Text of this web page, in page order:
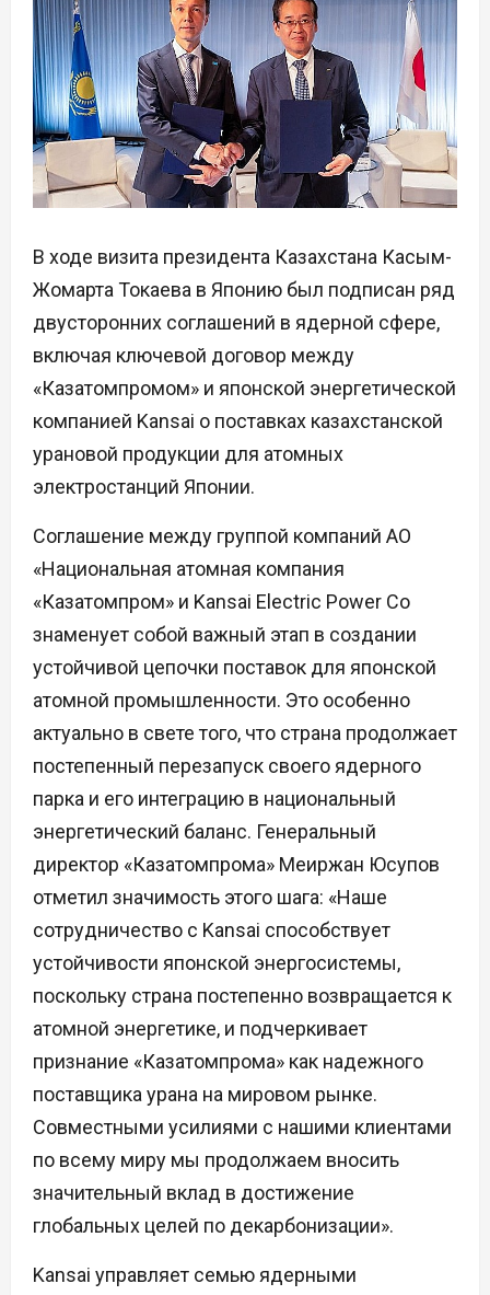
В ходе визита президента Казахстана Касым-
Жомарта Токаева в Японию был подписан ряд
двусторонних соглашений в ядерной сфере,
включая ключевой договор между
«Казатомпромом» и японской энергетической
компанией Kansai о поставках казахстанской
урановой продукции для атомных
электростанций Японии.
Соглашение между группой компаний АО
«Национальная атомная компания
«Казатомпром» и Kansai Electric Power Co
знаменует собой важный этап в создании
устойчивой цепочки поставок для японской
атомной промышленности. Это особенно
актуально в свете того, что страна продолжает
постепенный перезапуск своего ядерного
парка и его интеграцию в национальный
энергетический баланс. Генеральный
директор «Казатомпрома» Меиржан Юсупов
отметил значимость этого шага: «Наше
сотрудничество с Kansai способствует
устойчивости японской энергосистемы,
поскольку страна постепенно возвращается к
атомной энергетике, и подчеркивает
признание «Казатомпрома» как надежного
поставщика урана на мировом рынке.
Совместными усилиями с нашими клиентами
по всему миру мы продолжаем вносить
значительный вклад в достижение
глобальных целей по декарбонизации».
Kansai управляет семью ядерными